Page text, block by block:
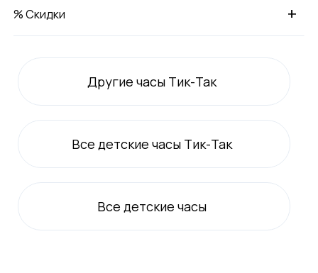
+
% Скидки
Другие часы Тик-Так
Все детские часы Тик-Так
Все детские часы